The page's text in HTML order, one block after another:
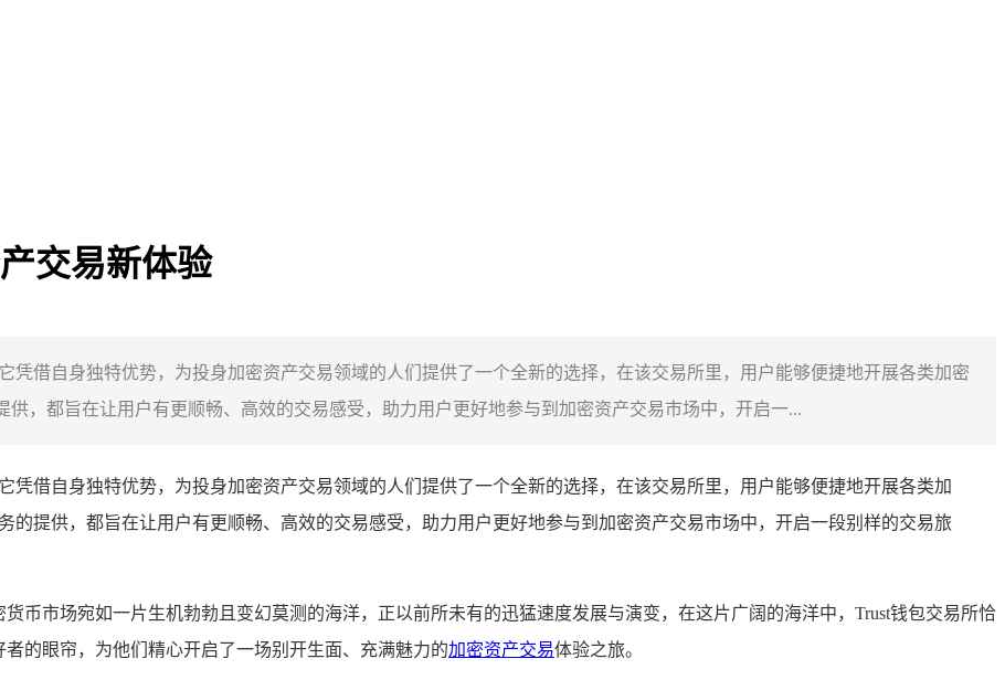
交易新体验
凭借自身独特优势，为投身加密资产交易领域的人们提供了一个全新的选择，在该交易所里，用户能够便捷地开展各类加密
，都旨在让用户有更顺畅、高效的交易感受，助力用户更好地参与到加密资产交易市场中，开启一...
凭借自身独特优势，为投身加密资产交易领域的人们提供了一个全新的选择，在该交易所里，用户能够便捷地开展各类加
的提供，都旨在让用户有更顺畅、高效的交易感受，助力用户更好地参与到加密资产交易市场中，开启一段别样的交易旅
币市场宛如一片生机勃勃且变幻莫测的海洋，正以前所未有的迅猛速度发展与演变，在这片广阔的海洋中，Trust钱包交易所恰
的眼帘，为他们精心开启了一场别开生面、充满魅力的加密资产交易体验之旅。